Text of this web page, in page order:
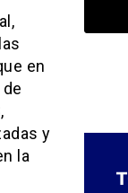
en
y
la